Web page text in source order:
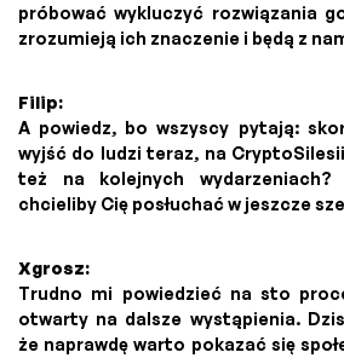
próbować wykluczyć rozwiązania
zrozumieją ich znaczenie i będą z
Filip:
A powiedz, bo wszyscy pytają:
wyjść do ludzi teraz, na
też na kolejnych wydarzeniach?
chcieliby Cię posłuchać w jeszcze
Xgrosz:
Trudno mi powiedzieć na sto
otwarty na dalsze wystąpienia.
że naprawdę warto pokazać się